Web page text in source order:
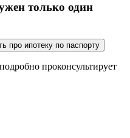
только один
про ипотеку по паспорту
проконсультирует